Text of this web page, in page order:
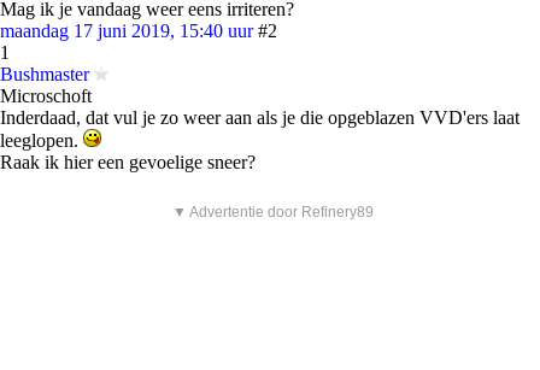
Mag ik je vandaag weer eens irriteren?
maandag 17 juni 2019, 15:40 uur #2
1
Bushmaster
Microschoft
Inderdaad, dat vul je zo weer aan als je die opgeblazen VVD'ers laat
leeglopen.
Raak ik hier een gevoelige sneer?
▼ Advertentie door Refinery89